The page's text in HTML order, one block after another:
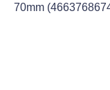
70mm